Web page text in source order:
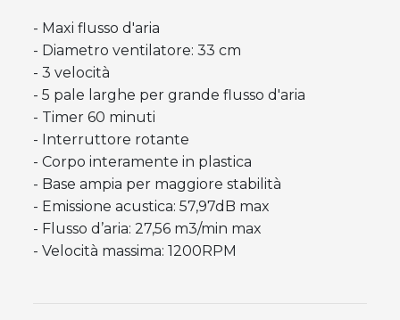
- Maxi flusso d'aria
- Diametro ventilatore: 33 cm
- 3 velocità
- 5 pale larghe per grande flusso d'aria
- Timer 60 minuti
- Interruttore rotante
- Corpo interamente in plastica
- Base ampia per maggiore stabilità
- Emissione acustica: 57,97dB max
- Flusso d’aria: 27,56 m3/min max
- Velocità massima: 1200RPM